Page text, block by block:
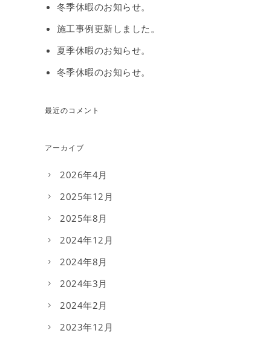
冬季休暇のお知らせ。
施工事例更新しました。
夏季休暇のお知らせ。
冬季休暇のお知らせ。
最近のコメント
アーカイブ
2026年4月
2025年12月
2025年8月
2024年12月
2024年8月
2024年3月
2024年2月
2023年12月